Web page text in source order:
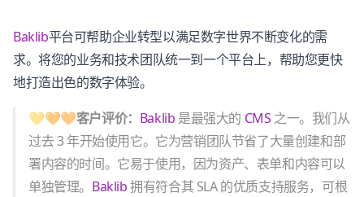
Baklib平台可帮助企业转型以满足数字世界不断变化的需
求。将您的业务和技术团队统一到一个平台上，帮助您更快
地打造出色的数字体验。
💛🧡🧡客户评价： Baklib是最强大的 CMS 之一。我们从
过去 3 年开始使用它。它为营销团队节省了大量创建和部
署内容的时间。它易于使用，因为资产、表单和内容可以
单独管理。 Baklib拥有符合其 SLA 的优质支持服务，可根